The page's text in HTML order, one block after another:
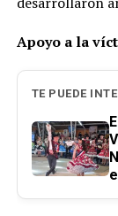
Apoyo a la
TE PUEDE